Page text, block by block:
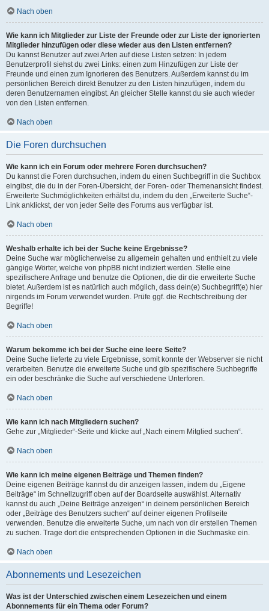
Nach oben
Wie kann ich Mitglieder zur Liste der Freunde oder zur Liste der ignorierten
Mitglieder hinzufügen oder diese wieder aus den Listen entfernen?
Du kannst Benutzer auf zwei Arten auf diese Listen setzen: In jedem
Benutzerprofil siehst du zwei Links: einen zum Hinzufügen zur Liste der
Freunde und einen zum Ignorieren des Benutzers. Außerdem kannst du im
persönlichen Bereich direkt Benutzer zu den Listen hinzufügen, indem du
deren Benutzernamen eingibst. An gleicher Stelle kannst du sie auch wieder
von den Listen entfernen.
Nach oben
Die Foren durchsuchen
Wie kann ich ein Forum oder mehrere Foren durchsuchen?
Du kannst die Foren durchsuchen, indem du einen Suchbegriff in die Suchbox
eingibst, die du in der Foren-Übersicht, der Foren- oder Themenansicht findest.
Erweiterte Suchmöglichkeiten erhältst du, indem du den „Erweiterte Suche“-
Link anklickst, der von jeder Seite des Forums aus verfügbar ist.
Nach oben
Weshalb erhalte ich bei der Suche keine Ergebnisse?
Deine Suche war möglicherweise zu allgemein gehalten und enthielt zu viele
gängige Wörter, welche von phpBB nicht indiziert werden. Stelle eine
spezifischere Anfrage und benutze die Optionen, die dir die erweiterte Suche
bietet. Außerdem ist es natürlich auch möglich, dass dein(e) Suchbegriff(e) hier
nirgends im Forum verwendet wurden. Prüfe ggf. die Rechtschreibung der
Begriffe!
Nach oben
Warum bekomme ich bei der Suche eine leere Seite?
Deine Suche lieferte zu viele Ergebnisse, somit konnte der Webserver sie nicht
verarbeiten. Benutze die erweiterte Suche und gib spezifischere Suchbegriffe
ein oder beschränke die Suche auf verschiedene Unterforen.
Nach oben
Wie kann ich nach Mitgliedern suchen?
Gehe zur „Mitglieder“-Seite und klicke auf „Nach einem Mitglied suchen“.
Nach oben
Wie kann ich meine eigenen Beiträge und Themen finden?
Deine eigenen Beiträge kannst du dir anzeigen lassen, indem du „Eigene
Beiträge“ im Schnellzugriff oben auf der Boardseite auswählst. Alternativ
kannst du auch „Deine Beiträge anzeigen“ in deinem persönlichen Bereich
oder „Beiträge des Benutzers suchen“ auf deiner eigenen Profilseite
verwenden. Benutze die erweiterte Suche, um nach von dir erstellen Themen
zu suchen. Trage dort die entsprechenden Optionen in die Suchmaske ein.
Nach oben
Abonnements und Lesezeichen
Was ist der Unterschied zwischen einem Lesezeichen und einem
Abonnements für ein Thema oder Forum?